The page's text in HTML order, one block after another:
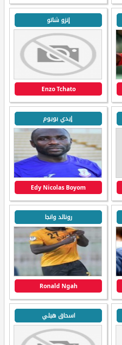
إنزو شاتو
Enzo Tchato
إيدي بويوم
Edy Nicolas Boyom
رونالد وانجا
Ronald Ngah
اسحاق هيلي